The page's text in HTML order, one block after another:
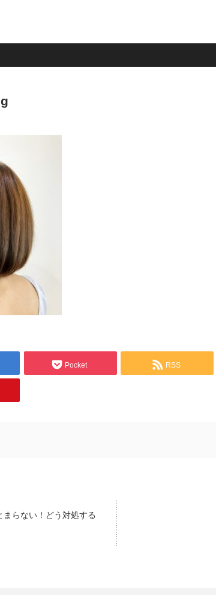
Pocket RSS
まらない！どう対処する